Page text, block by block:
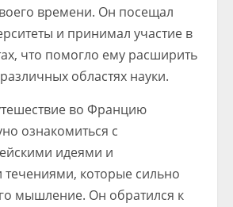
времени. Он посещал
и принимал участие в
что помогло ему расширить
областях науки.
во Францию
ознакомиться с
идеями и
которые сильно
мышление. Он обратился к